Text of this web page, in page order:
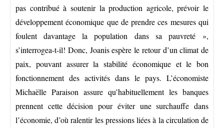
pas contribué à soutenir la production agricole, prévoir le
développement économique que de prendre ces mesures qui
foulent davantage la population dans sa pauvreté »,
s’interrogea-t-il! Donc, Joanis espère le retour d’un climat de
paix, pouvant assurer la stabilité économique et le bon
fonctionnement des activités dans le pays. L’économiste
Michaëlle Paraison assure qu’habituellement les banques
prennent cette décision pour éviter une surchauffe dans
l’économie, d’où ralentir les pressions liées à la circulation de